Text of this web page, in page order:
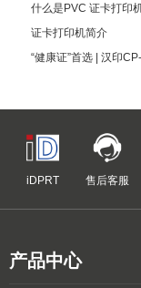
什么是PVC 证卡打印
证卡打印机简介
“健康证”首选 | 汉印
iDPRT 售后客服
产品中心